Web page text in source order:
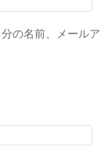
の名前、メールア